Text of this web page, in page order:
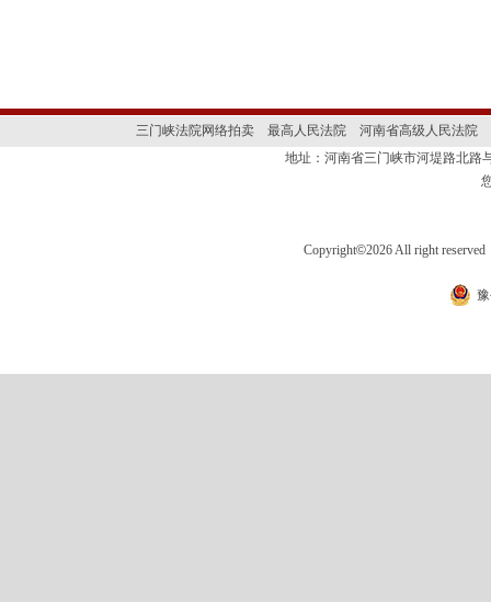
三门峡法院网络拍卖 最高人民法院
河南省高级人民法院
地址：河南省三门峡市河堤路北
Copyright©2026 All right